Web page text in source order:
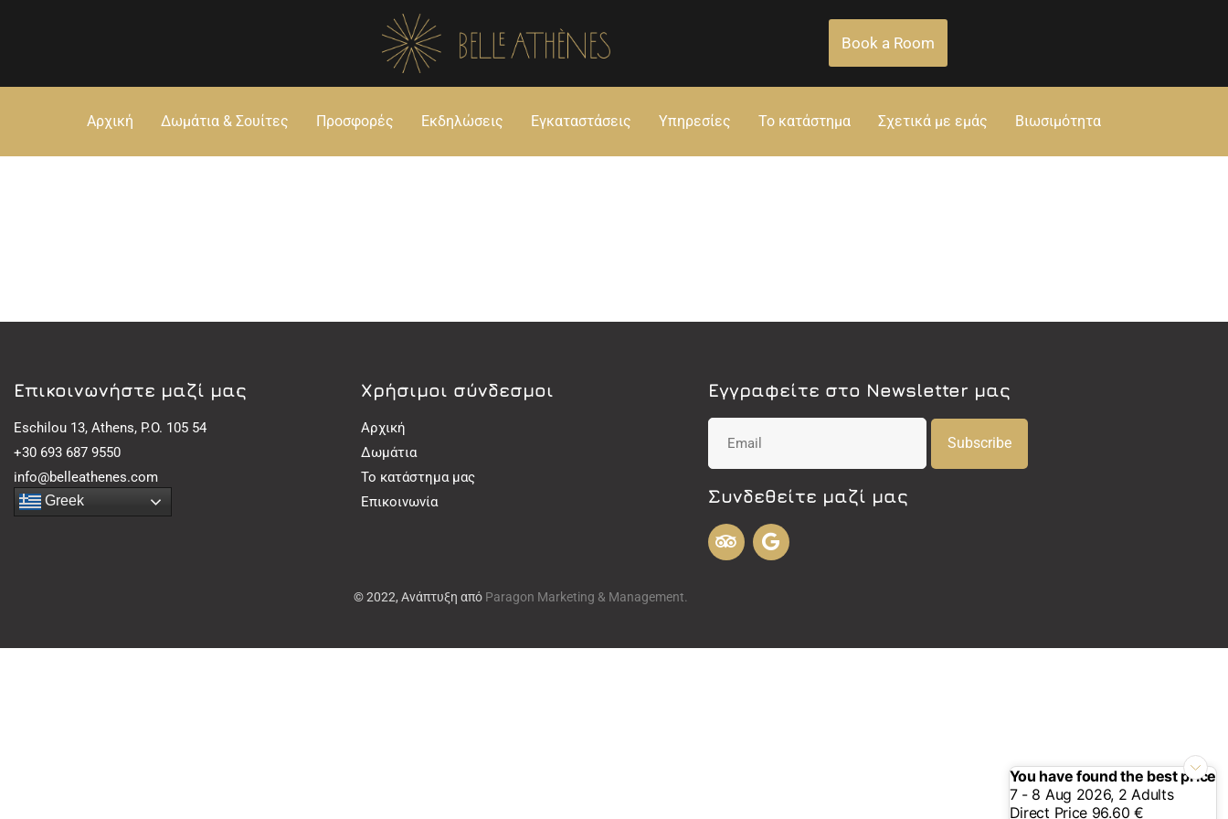
Book a Room
Αρχική Δωμάτια & Σουίτες Προσφορές Εκδηλώσεις Εγκαταστάσεις Υπηρεσίες Το κατάστημα Σχετικά με εμάς Βιωσιμότητα
Eπικοινωνήστε μαζί μας
Eschilou 13, Athens, P.O. 105 54
+30 693 687 9550
info@belleathenes.com
Greek
Χρήσιμοι σύνδεσμοι
Αρχική
Δωμάτια
Το κατάστημα μας
Επικοινωνία
Εγγραφείτε στο Newsletter μας
Subscribe
Συνδεθείτε μαζί μας
© 2022, Ανάπτυξη από Paragon Marketing & Management.